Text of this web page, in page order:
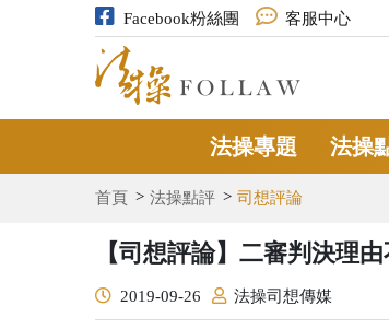
Facebook粉絲團 客服中心
法操專題 法操
首頁 法操點評 司想評論
【司想評論】二審判決理
2019-09-26 法操司想傳媒